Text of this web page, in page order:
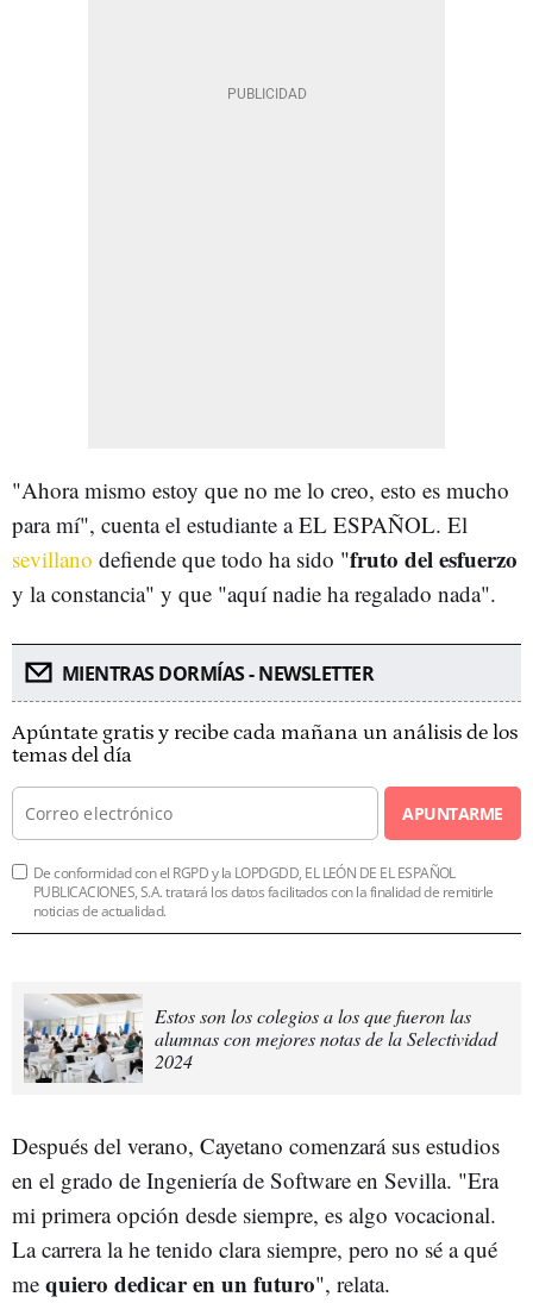
"Ahora mismo estoy que no me lo creo, esto es mucho
para mí", cuenta el estudiante a EL ESPAÑOL. El
sevillano defiende que todo ha sido "fruto del esfuerzo
y la constancia" y que "aquí nadie ha regalado nada".
MIENTRAS DORMÍAS - NEWSLETTER
Apúntate gratis y recibe cada mañana un análisis de los
temas del día
APUNTARME
De conformidad con el RGPD y la LOPDGDD, EL LEÓN DE EL ESPAÑOL
PUBLICACIONES, S.A. tratará los datos facilitados con la finalidad de remitirle
noticias de actualidad.
Estos son los colegios a los que fueron las
alumnas con mejores notas de la Selectividad
2024
Después del verano, Cayetano comenzará sus estudios
en el grado de Ingeniería de Software en Sevilla. "Era
mi primera opción desde siempre, es algo vocacional.
La carrera la he tenido clara siempre, pero no sé a qué
me quiero dedicar en un futuro", relata.